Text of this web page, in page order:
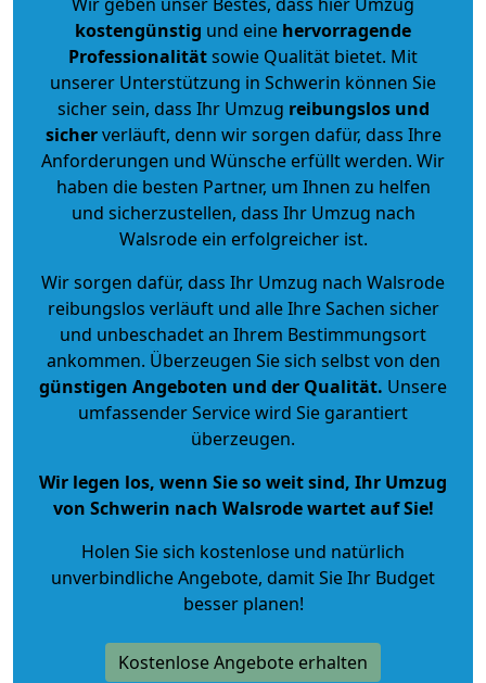
kostengünstig und eine hervorragende
Professionalitätsowie Qualität bietet. Mit
unserer Unterstützung in Schwerin können Sie
sicher sein, dass Ihr Umzug reibungslos und
sicherverläuft, denn wir sorgen dafür, dass Ihre
Anforderungen und Wünsche erfüllt werden. Wir
haben die besten Partner, um Ihnen zu helfen
und sicherzustellen, dass Ihr Umzug nach
Walsrode ein erfolgreicher ist.
Wir sorgen dafür, dass Ihr Umzug nach Walsrode
reibungslos verläuft und alle Ihre Sachen sicher
und unbeschadet an Ihrem Bestimmungsort
ankommen. Überzeugen Sie sich selbst von den
günstigen Angeboten und der Qualität. Unsere
umfassender Service wird Sie garantiert
überzeugen.
Wir legen los, wenn Sie so weit sind, Ihr Umzug
von Schwerin nach Walsrode wartet auf Sie!
Holen Sie sich kostenlose und natürlich
unverbindliche Angebote, damit Sie Ihr Budget
besser planen!
Kostenlose Angebote erhalten